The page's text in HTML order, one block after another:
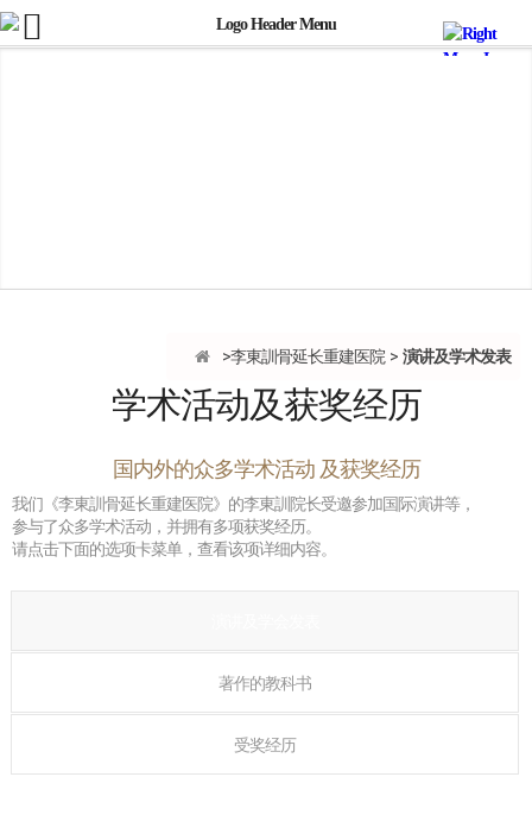
李東訓骨延长重建医院 演讲及学术发表
学术活动及获奖经历
国内外的众多学术活动 及获奖经历
我们《李東訓骨延长重建医院》的李東訓院长受邀参加国际演讲等，
参与了众多学术活动，并拥有多项获奖经历。
请点击下面的选项卡菜单，查看该项详细内容。
著作的教科书
受奖经历